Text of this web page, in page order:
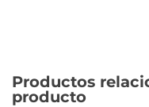
Productos
producto